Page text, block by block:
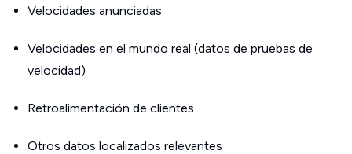
Velocidades anunciadas
Velocidades en el mundo real (datos de pruebas de
velocidad)
Retroalimentación de clientes
Otros datos localizados relevantes